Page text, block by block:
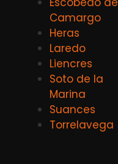
Camargo
Heras
Laredo
Liencres
Soto de la
Marina
Suances
Torrelavega